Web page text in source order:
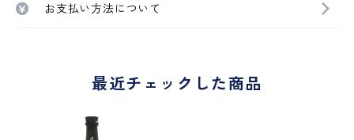
お支払い方法について
最近チェックした商品